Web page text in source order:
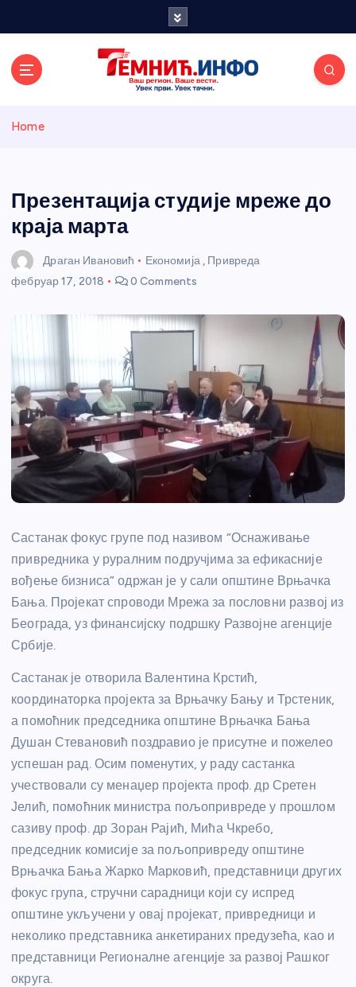
и портал
Home
Презентација студије мреже до
краја марта
Драган Ивановић Економија, Привреда
фебруар 17, 2018
0 Comments
Састанак фокус групе под називом “Оснаживање
привредника у руралним подручјима за ефикасније
вођење бизниса” одржан је у сали општине Врњачка
Бања. Пројекат спроводи Мрежа за пословни развој из
Београда, уз финансијску подршку Развојне агенције
Србије.
Састанак је отворила Валентина Крстић,
координаторка пројекта за Врњачку Бању и Трстеник,
а помоћник председника општине Врњачка Бања
Душан Стевановић поздравио је присутне и пожелео
успешан рад. Осим поменутих, у раду састанка
учествовали су менаџер пројекта проф. др Сретен
Јелић, помоћник министра пољопривреде у прошлом
сазиву проф. др Зоран Рајић, Мића Чкребо,
председник комисије за пољопривреду општине
Врњачка Бања Жарко Марковић, представници других
фокус група, стручни сарадници који су испред
општине укључени у овај пројекат, привредници и
неколико представника анкетираних предузећа, као и
представници Регионалне агенције за развој Рашког
округа.